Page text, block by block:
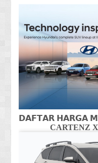
𝗗𝗔𝗙𝗧𝗔𝗥 𝗛𝗔𝗥𝗚𝗔
CARTENZ